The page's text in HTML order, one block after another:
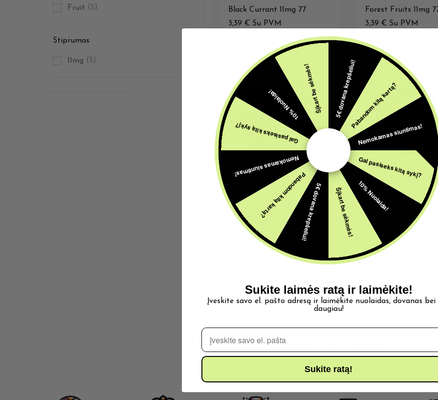
Fruit (5)
Stiprumas
11mg (5)
Black Currant 11mg 77
3,39 € Su PVM
Forest Fruits 11mg
3,39 € Su PVM
IŠPARDUOTA
SNUSAI
Raspberry 11mg 77
3,39€
IŠPARDUOTA
SNUSAI
Watermelon Ice
3,39
Su PVM
Kodėl rinktis mus?
5€ dovana krepšeliui!Pabandom kitą kartą?
Nemokamas siuntimas!
Gal pasiseks kitą sykį?
10% Nuolaida!
Šįkart be sėkmės!
5€ dovana krepšeliui!
Pabandom kitą kartą?
Nemokamas siuntimas!
Gal pasiseks kitą sykį?
10% Nuolaida!Šįkart be sėkmės!
Sukite laimės ratą ir laimėkite!
Įveskite savo el. pašto adresą ir laimėkite nuolaidas, dovanas bei
daugiau!
El. Pašto adresas
Sukite ratą!